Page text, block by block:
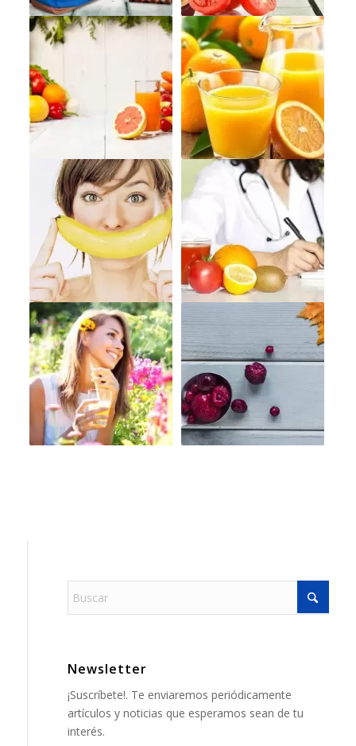
Newsletter
¡Suscríbete!. Te enviaremos periódicamente
artículos y noticias que esperamos sean de tu
interés.